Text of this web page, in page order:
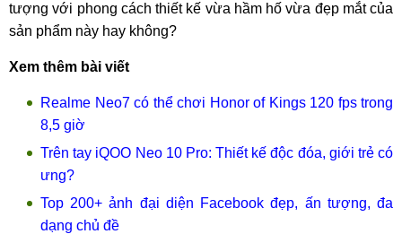
tượng với phong cách thiết kế vừa hầm hố vừa đẹp mắt của
sản phẩm này hay không?
Xem thêm bài viết
Realme Neo7 có thể chơi Honor of Kings 120 fps trong
8,5 giờ
Trên tay iQOO Neo 10 Pro: Thiết kế độc đóa, giới trẻ có
ưng?
Top 200+ ảnh đại diện Facebook đẹp, ấn tượng, đa
dạng chủ đề